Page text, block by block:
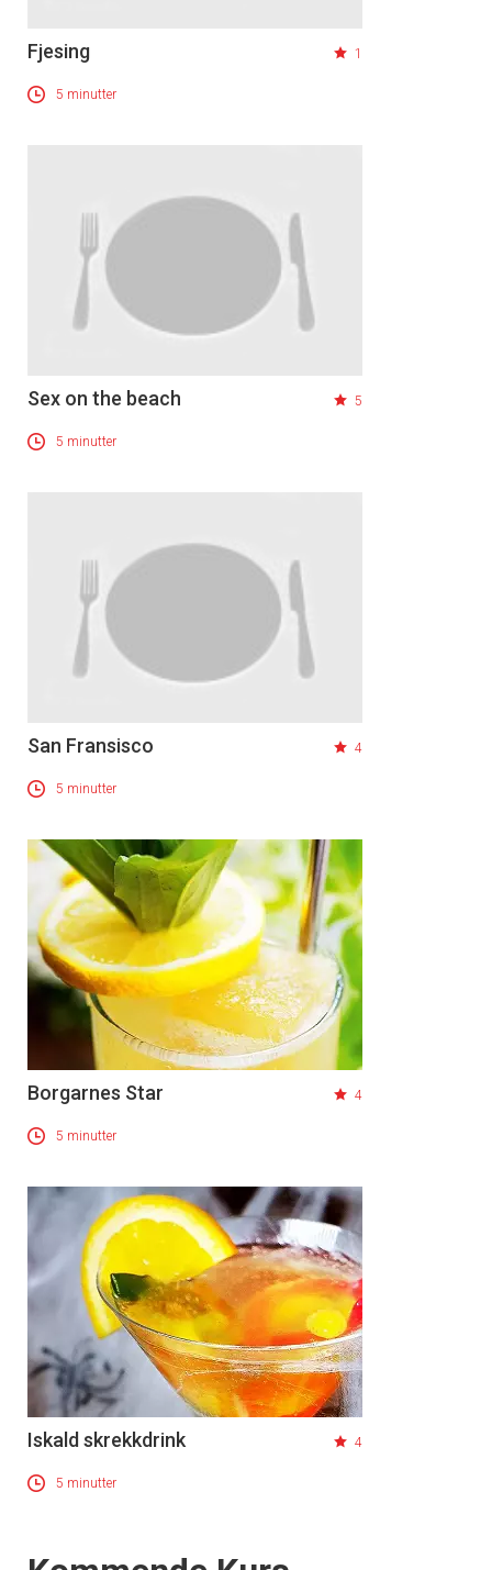
Fjesing 1
5 minutter
Sex on the beach 5
5 minutter
San Fransisco 4
5 minutter
Borgarnes Star 4
5 minutter
Iskald skrekkdrink 4
5 minutter